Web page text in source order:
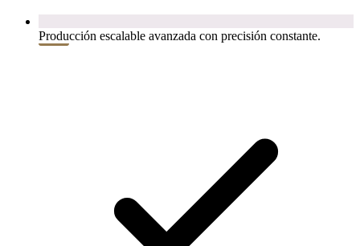
Producción escalable avanzada con precisión constante.